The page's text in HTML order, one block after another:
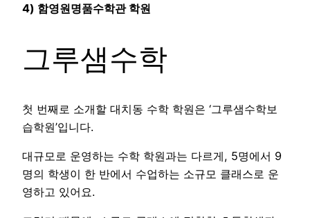
4) 함영원명품수학관 학원
그루샘수학
첫 번째로 소개할 대치동 수학 학원은 ‘그루샘수학보
습학원’입니다.
대규모로 운영하는 수학 학원과는 다르게, 5명에서 9
명의 학생이 한 반에서 수업하는 소규모 클래스로 운
영하고 있어요.